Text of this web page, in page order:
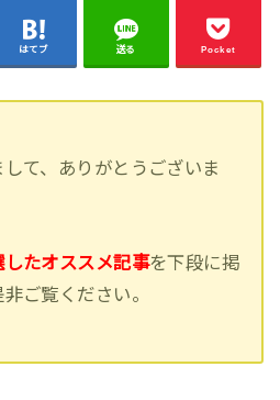
はてブ 送る Pocket
て、ありがとうございま
したオススメ記事を下段に掲
ご覧ください。